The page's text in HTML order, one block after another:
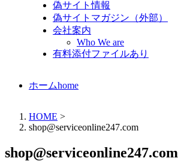
偽サイト情報
偽サイトマガジン（外部）
会社案内
Who We are
有料添付ファイルあり
ホームhome
HOME >
shop@serviceonline247.com
shop@serviceonline247.com